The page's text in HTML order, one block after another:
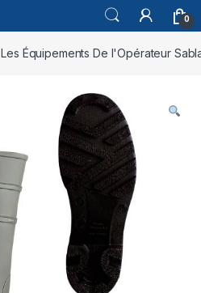
0
Les Équipements De l'Opérateur